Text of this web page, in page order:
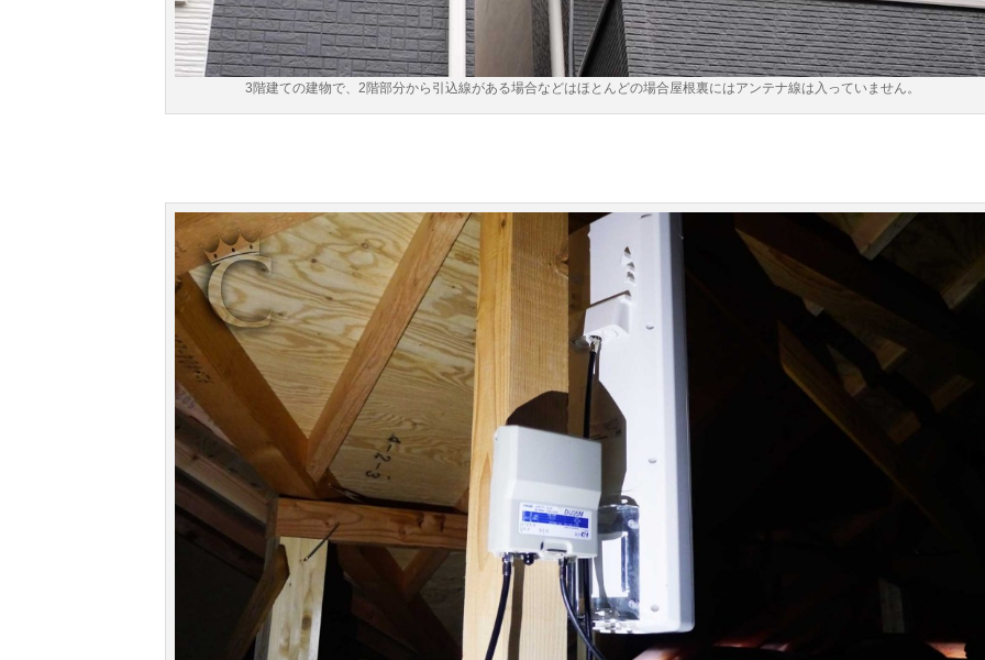
3階建ての建物で、2階部分から引込線がある場合などはほとんどの場合屋根裏にはアンテナ線は入っていません。